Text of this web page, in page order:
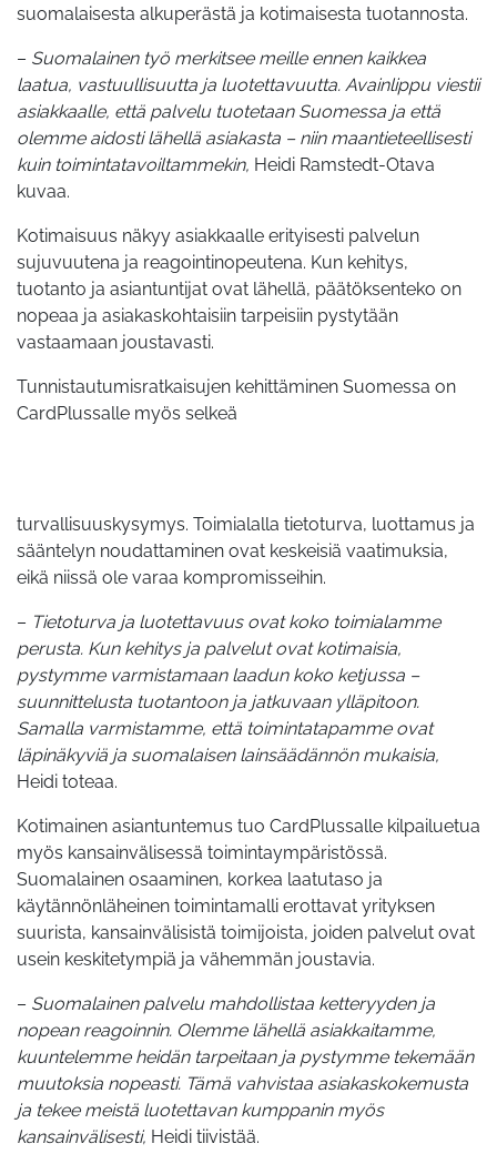
suomalaisesta alkuperästä ja kotimaisesta tuotannosta.
– Suomalainen työ merkitsee meille ennen kaikkea
laatua, vastuullisuutta ja luotettavuutta. Avainlippu viestii
asiakkaalle, että palvelu tuotetaan Suomessa ja että
olemme aidosti lähellä asiakasta – niin maantieteellisesti
kuin toimintatavoiltammekin, Heidi Ramstedt-Otava
kuvaa.
Kotimaisuus näkyy asiakkaalle erityisesti palvelun
sujuvuutena ja reagointinopeutena. Kun kehitys,
tuotanto ja asiantuntijat ovat lähellä, päätöksenteko on
nopeaa ja asiakaskohtaisiin tarpeisiin pystytään
vastaamaan joustavasti.
Tunnistautumisratkaisujen kehittäminen Suomessa on
CardPlussalle myös selkeä
turvallisuuskysymys. Toimialalla tietoturva, luottamus ja
sääntelyn noudattaminen ovat keskeisiä vaatimuksia,
eikä niissä ole varaa kompromisseihin.
– Tietoturva ja luotettavuus ovat koko toimialamme
perusta. Kun kehitys ja palvelut ovat kotimaisia,
pystymme varmistamaan laadun koko ketjussa –
suunnittelusta tuotantoon ja jatkuvaan ylläpitoon.
Samalla varmistamme, että toimintatapamme ovat
läpinäkyviä ja suomalaisen lainsäädännön mukaisia,
Heidi toteaa.
Kotimainen asiantuntemus tuo CardPlussalle kilpailuetua
myös kansainvälisessä toimintaympäristössä.
Suomalainen osaaminen, korkea laatutaso ja
käytännönläheinen toimintamalli erottavat yrityksen
suurista, kansainvälisistä toimijoista, joiden palvelut ovat
usein keskitetympiä ja vähemmän joustavia.
– Suomalainen palvelu mahdollistaa ketteryyden ja
nopean reagoinnin. Olemme lähellä asiakkaitamme,
kuuntelemme heidän tarpeitaan ja pystymme tekemään
muutoksia nopeasti. Tämä vahvistaa asiakaskokemusta
ja tekee meistä luotettavan kumppanin myös
kansainvälisesti, Heidi tiivistää.